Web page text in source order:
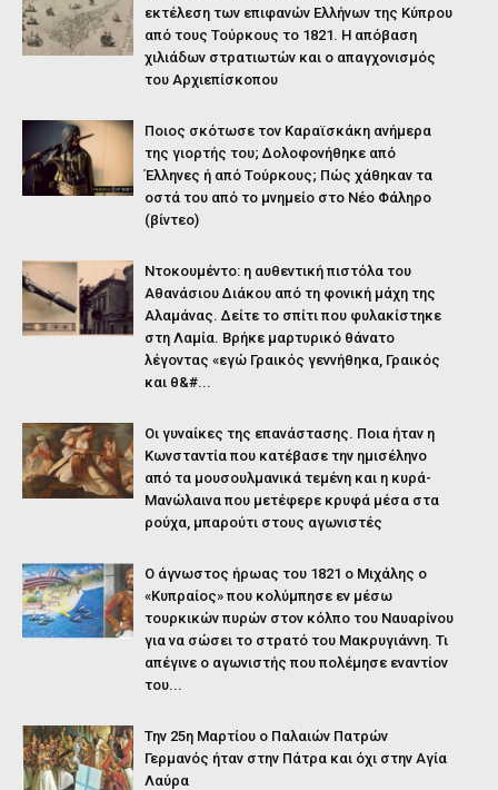
εκτέλεση των επιφανών Ελλήνων της Κύπρου
από τους Τούρκους το 1821. Η απόβαση
χιλιάδων στρατιωτών και ο απαγχονισμός
του Αρχιεπίσκοπου
Ποιος σκότωσε τον Καραϊσκάκη ανήμερα
της γιορτής του; Δολοφονήθηκε από
Έλληνες ή από Τούρκους; Πώς χάθηκαν τα
οστά του από το μνημείο στο Νέο Φάληρο
(βίντεο)
Ντοκουμέντο: η αυθεντική πιστόλα του
Αθανάσιου Διάκου από τη φονική μάχη της
Αλαμάνας. Δείτε το σπίτι που φυλακίστηκε
στη Λαμία. Βρήκε μαρτυρικό θάνατο
λέγοντας «εγώ Γραικός γεννήθηκα, Γραικός
και θ&#...
Οι γυναίκες της επανάστασης. Ποια ήταν η
Κωνσταντία που κατέβασε την ημισέληνο
από τα μουσουλμανικά τεμένη και η κυρά-
Μανώλαινα που μετέφερε κρυφά μέσα στα
ρούχα, μπαρούτι στους αγωνιστές
Ο άγνωστος ήρωας του 1821 ο Μιχάλης ο
«Κυπραίος» που κολύμπησε εν μέσω
τουρκικών πυρών στον κόλπο του Ναυαρίνου
για να σώσει το στρατό του Μακρυγιάννη. Τι
απέγινε ο αγωνιστής που πολέμησε εναντίον
του...
Την 25η Μαρτίου ο Παλαιών Πατρών
Γερμανός ήταν στην Πάτρα και όχι στην Αγία
Λαύρα